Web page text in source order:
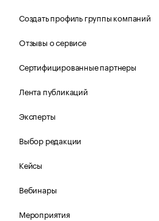
Создать профиль группы компаний
Отзывы о сервисе
Сертифицированные партнеры
Лента публикаций
Эксперты
Выбор редакции
Кейсы
Вебинары
Мероприятия